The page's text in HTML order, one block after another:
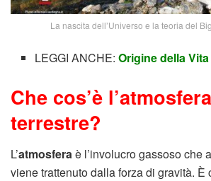
La nascita dell’Universo e la teoria del
LEGGI ANCHE:Origine della Vita
Che cos’è l’atmosfera
terrestre?
L’atmosferaè l’involucro gassoso che
viene trattenuto dalla forza di gravità. È